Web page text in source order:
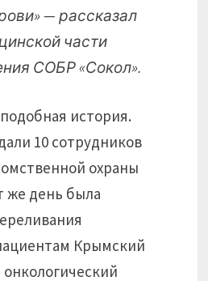
— рассказал
части
СОБР «Сокол».
история.
10 сотрудников
охраны
же день была
Крымский